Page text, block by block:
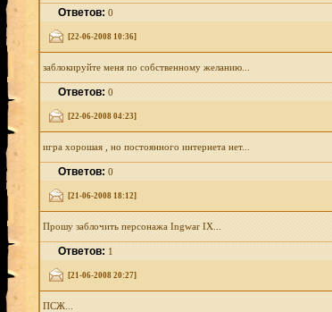
Ответов:0
[22-06-2008 10:36]
заблокируйте меня по собственному желанию...
Ответов:0
[22-06-2008 04:23]
игра хорошая , но постоянного интернета нет...
Ответов:0
[21-06-2008 18:12]
Прошу заблочить персонажа Ingwar IX...
Ответов:1
[21-06-2008 20:27]
ПСЖ...